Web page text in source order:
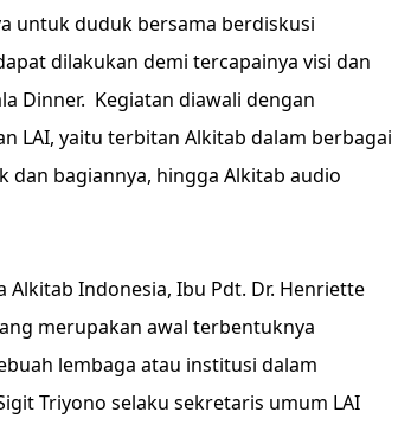
untuk duduk bersama berdiskusi
dilakukan demi tercapainya visi dan
Dinner. Kegiatan diawali dengan
LAI, yaitu terbitan Alkitab dalam berbagai
dan bagiannya, hingga Alkitab audio
Indonesia, Ibu Pdt. Dr. Henriette
merupakan awal terbentuknya
lembaga atau institusi dalam
Triyono selaku sekretaris umum LAI